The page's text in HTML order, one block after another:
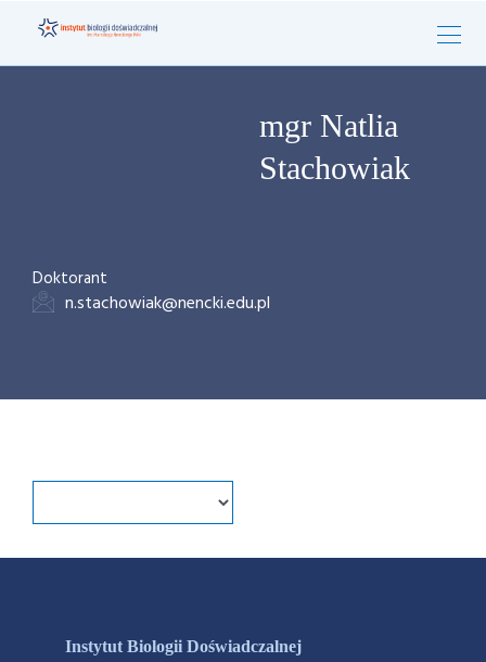
mgr Natlia
Stachowiak
Doktorant
n.stachowiak@nencki.edu.pl
Instytut Biologii Doświadczalnej